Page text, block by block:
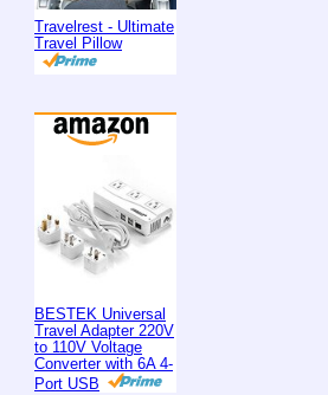
Travelrest - Ultimate
Travel Pillow
BESTEK Universal
Travel Adapter 220V
to 110V Voltage
Converter with 6A 4-
Port USB